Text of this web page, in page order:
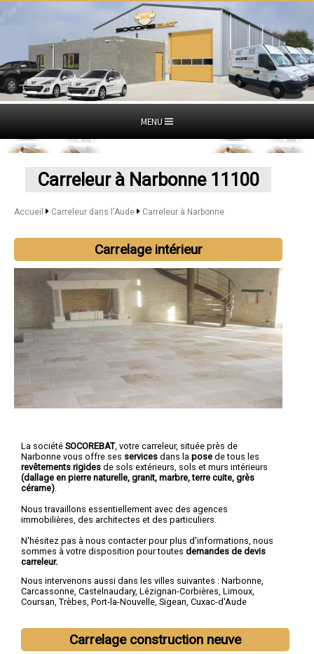
MENU
Carreleur à Narbonne 11100
Accueil Carreleur dans l'Aude Carreleur à Narbonne
Carrelage intérieur
La société SOCOREBAT, votre carreleur, située près de
Narbonne vous offre ses services dans la pose de tous les
revêtements rigides de sols extérieurs, sols et murs intérieurs
(dallage en pierre naturelle, granit, marbre, terre cuite, grès
cérame)
Nous travaillons essentiellement avec des agences
immobilières, des architectes et des particuliers.
N'hésitez pas à nous contacter pour plus d'informations, nous
sommes à votre disposition pour toutes demandes de devis
carreleur.
Nous intervenons aussi dans les villes suivantes : Narbonne,
Carcassonne, Castelnaudary, Lézignan-Corbières, Limoux,
Coursan, Trèbes, Port-la-Nouvelle, Sigean, Cuxac-d'Aude
Carrelage construction neuve